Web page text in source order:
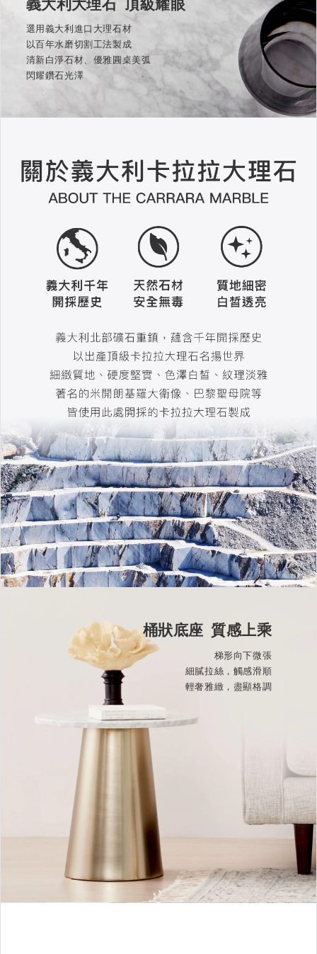
選用義大利進口大理石材
以百年水磨切割工法製成
清新白淨石材、優雅圓桌美弧
閃耀鑽石光澤
桶狀底座 質感上乘
梯形向下微張
細膩拉絲，觸感滑順
輕奢雅緻，盡顯格調